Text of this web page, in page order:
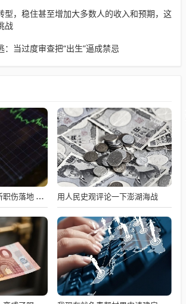
型，稳住甚至增加大多数人的收入和预期，这
战
：当过度审查把“出生”逼成禁忌
青岛首例线下申报新职伤落地 人情温度补位系统盲区 用人民史观评论一下澎湖海战